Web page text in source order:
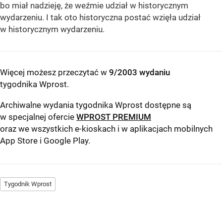
bo miał nadzieję, że weźmie udział w historycznym
wydarzeniu. I tak oto historyczna postać wzięła udział
w historycznym wydarzeniu.
Więcej możesz przeczytać w 9/2003 wydaniu
tygodnika Wprost.
Archiwalne wydania tygodnika Wprost dostępne są
w specjalnej ofercie WPROST PREMIUM
oraz we wszystkich e-kioskach i w aplikacjach mobilnych
App Store i Google Play.
Tygodnik Wprost